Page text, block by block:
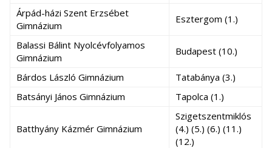
Árpád-házi Szent Erzsébet
Gimnázium
Esztergom (1.)
Balassi Bálint Nyolcévfolyamos
Gimnázium
Budapest (10.)
Bárdos László Gimnázium
Tatabánya (3.)
Batsányi János Gimnázium
Tapolca (1.)
Batthyány Kázmér Gimnázium
Szigetszentmiklós
(4.) (5.) (6.) (11.)
(12.)